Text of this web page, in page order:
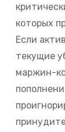
которых
Если
текущие
маржин-